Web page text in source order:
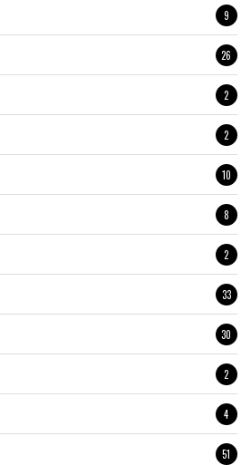
9
26
2
2
10
8
2
33
30
2
4
51